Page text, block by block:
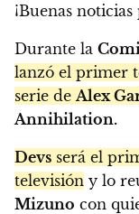
¡Buenas
Durante la
lanzó el primer
serie de Alex
Annihilation.
Devs será el
televisión y lo
Mizuno con